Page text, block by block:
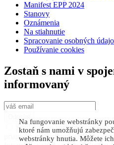
Manifest EPP 2024
Stanovy
Oznámenia
Na stiahnutie
Spracovanie osobných
Používanie cookies
Zostaň s nami v
informovaný
Súhlasím so spracúvaním
priameho marketingu a PR, čo
Na fungovanie webstránky
ktoré nám umožňujú
webstránky hnutia. Môžete